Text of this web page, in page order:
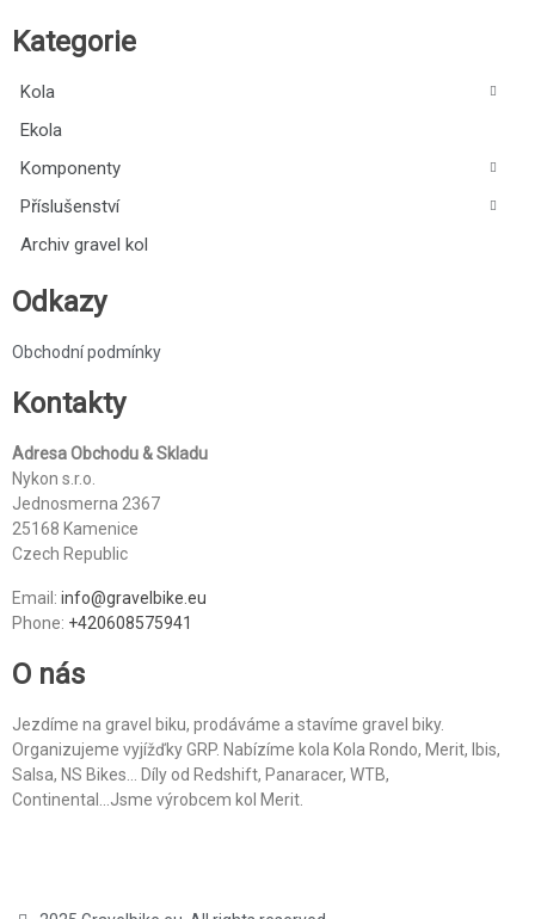
Kategorie
Kola
Ekola
Komponenty
Příslušenství
Archiv gravel kol
Odkazy
Obchodní podmínky
Kontakty
Adresa Obchodu & Skladu
Nykon s.r.o.
Jednosmerna 2367
25168 Kamenice
Czech Republic
Email: info@gravelbike.eu
Phone: +420608575941
O nás
Jezdíme na gravel biku, prodáváme a stavíme gravel biky.
Organizujeme vyjížďky GRP. Nabízíme kola Kola Rondo, Merit, Ibis,
Salsa, NS Bikes... Díly od Redshift, Panaracer, WTB,
Continental...Jsme výrobcem kol Merit.